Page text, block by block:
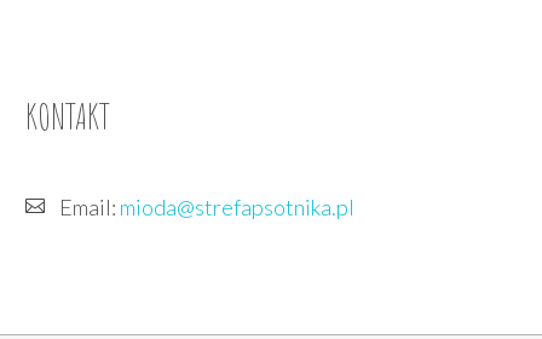
KONTAKT
Email: mioda@strefapsotnika.pl